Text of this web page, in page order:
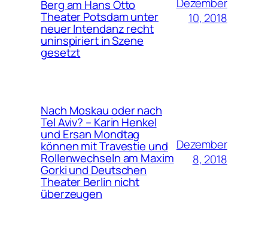
Berg am Hans Otto
Theater Potsdam unter
neuer Intendanz recht
uninspiriert in Szene
gesetzt
10, 2018
Nach Moskau oder nach
Tel Aviv? – Karin Henkel
und Ersan Mondtag
können mit Travestie und
Rollenwechseln am Maxim
Gorki und Deutschen
Theater Berlin nicht
überzeugen
Dezember
8, 2018